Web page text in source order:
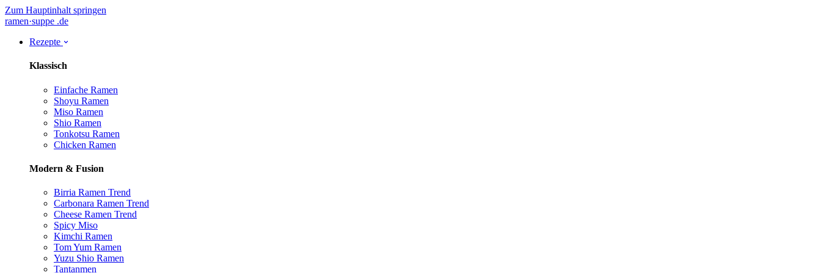
Zum Hauptinhalt springen
ramen·suppe .de
Rezepte
Klassisch
Einfache Ramen
Shoyu Ramen
Miso Ramen
Shio Ramen
Tonkotsu Ramen
Chicken Ramen
Modern & Fusion
Birria Ramen Trend
Carbonara Ramen Trend
Cheese Ramen Trend
Spicy Miso
Kimchi Ramen
Tom Yum Ramen
Yuzu Shio Ramen
Tantanmen